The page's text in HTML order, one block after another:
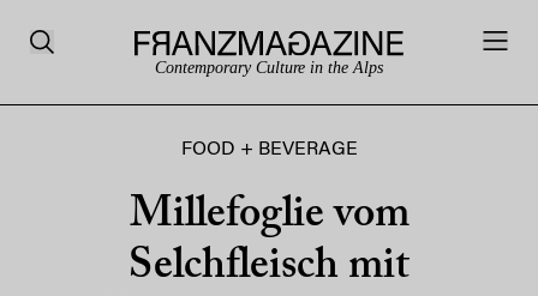
Contemporary Culture in the Alps
FOOD + BEVERAGE
Millefoglie vom
Selchfleisch mit